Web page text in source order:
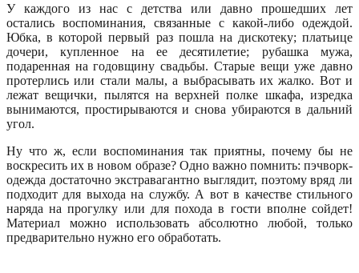
У каждого из нас с детства или давно прошедших лет
остались воспоминания, связанные с какой-либо одеждой.
Юбка, в которой первый раз пошла на дискотеку; платьице
дочери, купленное на ее десятилетие; рубашка мужа,
подаренная на годовщину свадьбы. Старые вещи уже давно
протерлись или стали малы, а выбрасывать их жалко. Вот и
лежат вещички, пылятся на верхней полке шкафа, изредка
вынимаются, простирываются и снова убираются в дальний
угол.
Ну что ж, если воспоминания так приятны, почему бы не
воскресить их в новом образе? Одно важно помнить: пэчворк-
одежда достаточно экстравагантно выглядит, поэтому вряд ли
подходит для выхода на службу. А вот в качестве стильного
наряда на прогулку или для похода в гости вполне сойдет!
Материал можно использовать абсолютно любой, только
предварительно нужно его обработать.